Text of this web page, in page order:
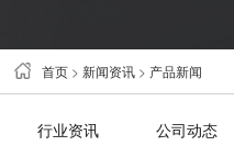
首页 >新闻资讯 > 产品新闻
行业资讯 公司动态